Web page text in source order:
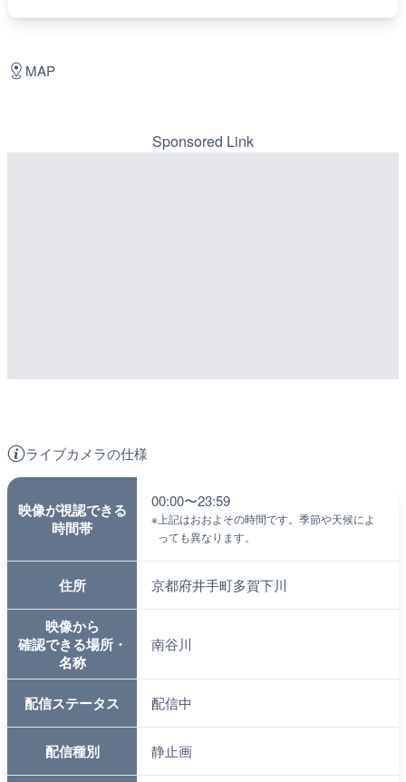
ライブカメラの仕様
映像が視認できる
時間帯
00:00〜23:59
※ 上記はおおよその時間です。季節や天候によ
っても異なります。
住所 京都府井手町多賀下川
映像から
確認できる場所・
名称
南谷川
配信ステータス 配信中
配信種別 静止画
MAP
Sponsored Link